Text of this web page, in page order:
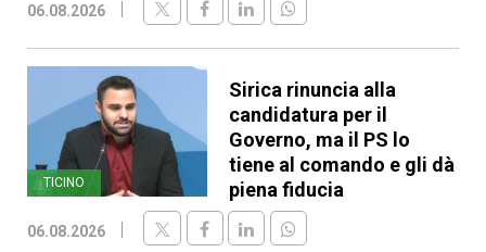
06.08.2026
TICINO
Sirica rinuncia alla
candidatura per il
Governo, ma il PS lo
tiene al comando e gli dà
piena fiducia
06.08.2026